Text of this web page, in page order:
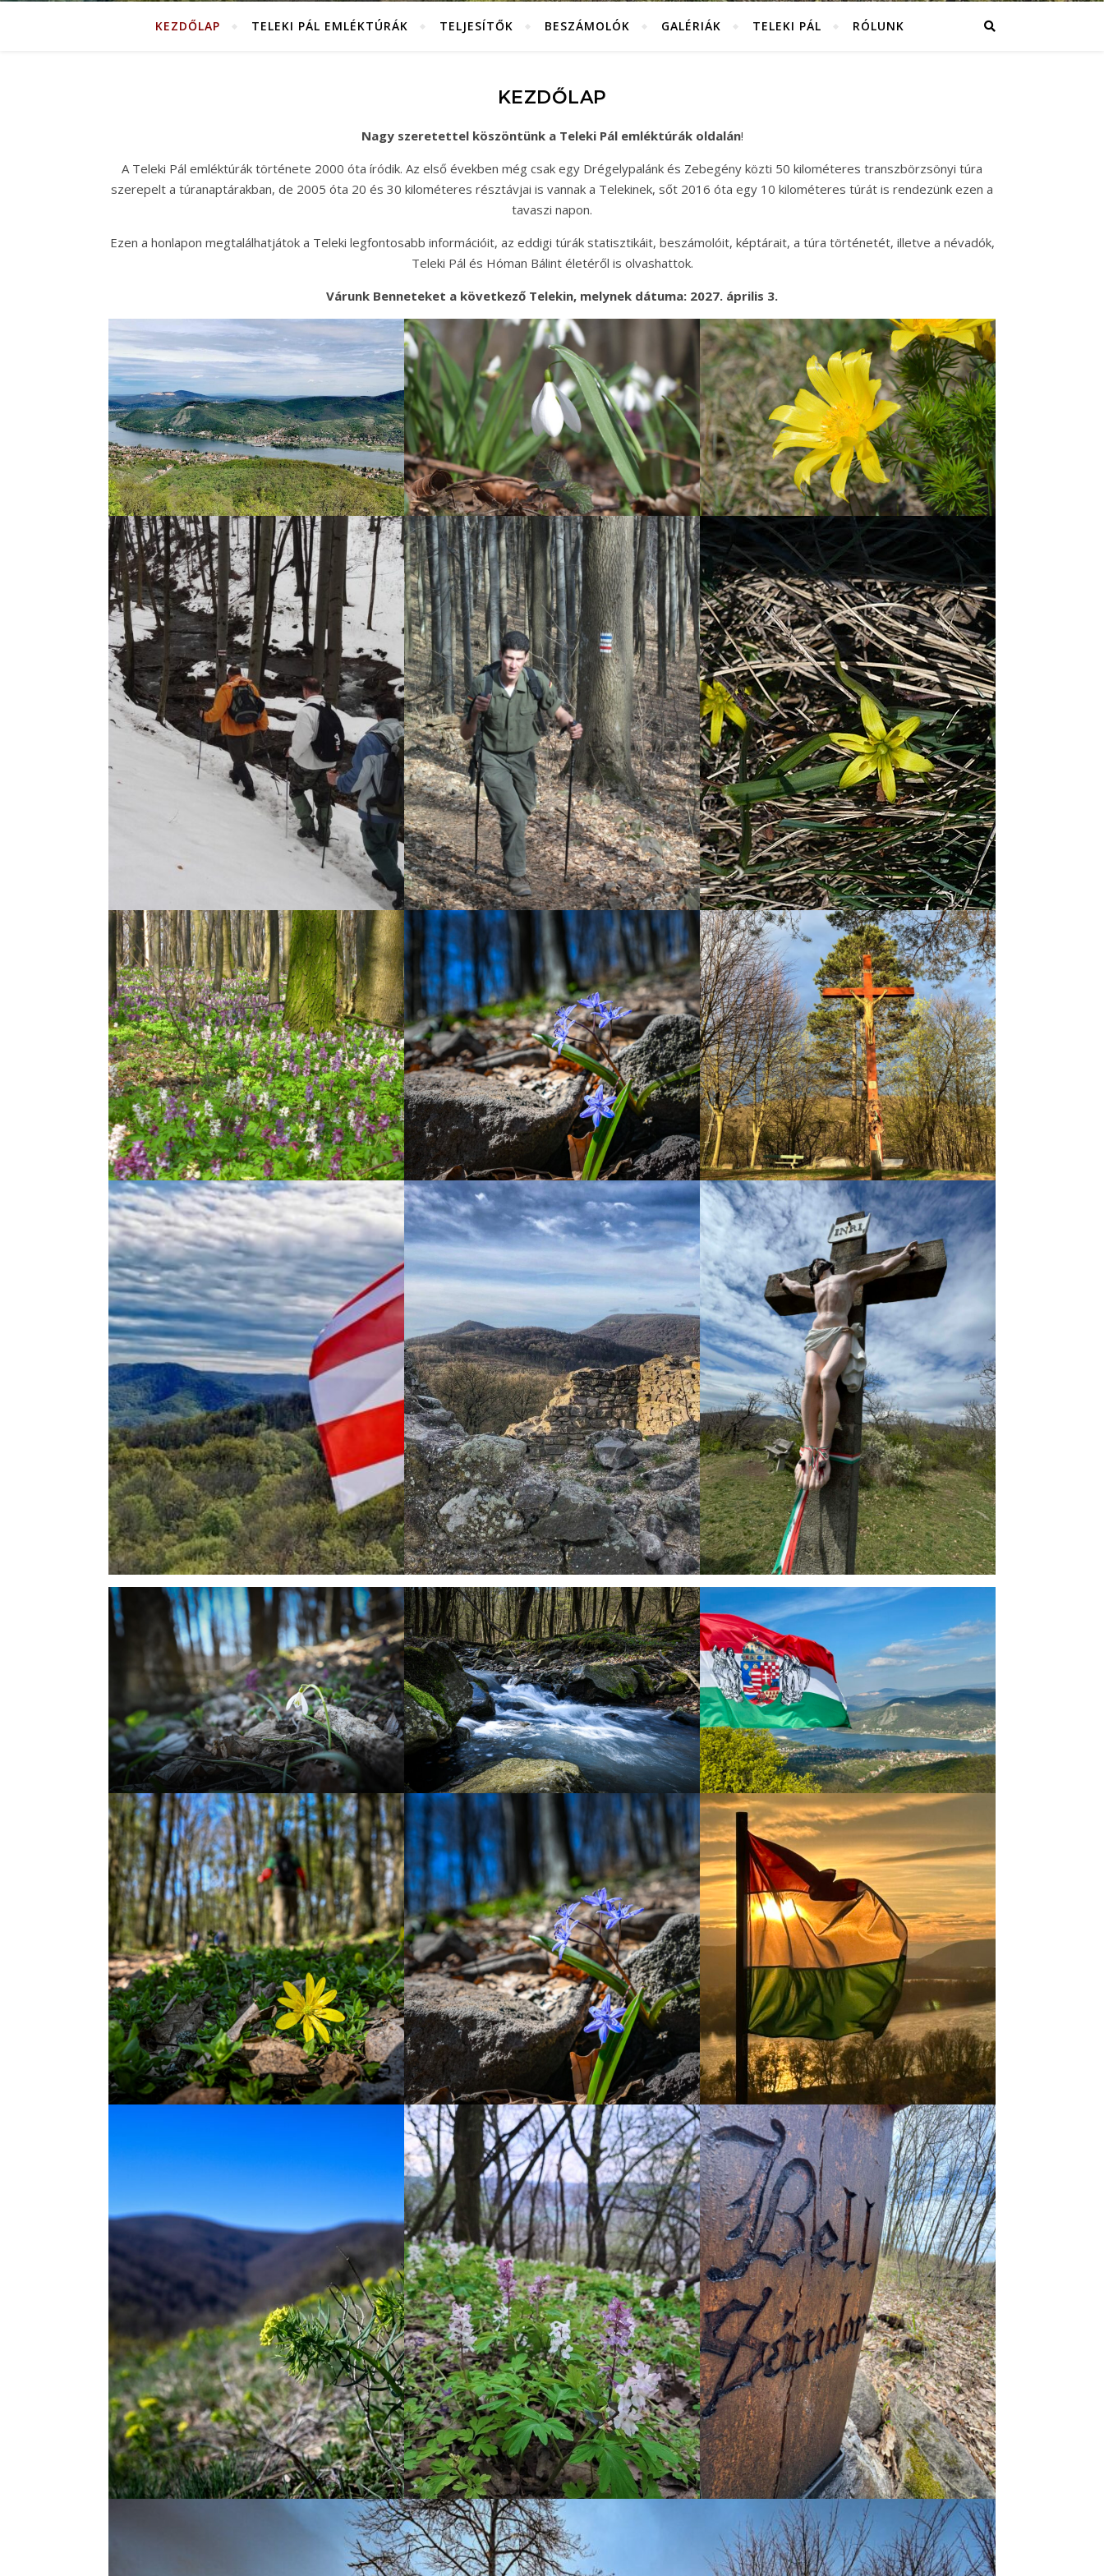
KEZDŐLAP TELEKI PÁL EMLÉKTÚRÁK TELJESÍTŐK BESZÁMOLÓK GALÉRIÁK TELEKI PÁL RÓLUNK
KEZDŐLAP
Nagy szeretettel köszöntünk a Teleki Pál emléktúrák oldalán!
A Teleki Pál emléktúrák története 2000 óta íródik. Az első években még csak egy Drégelypalánk és Zebegény közti 50 kilométeres transzbörzsönyi túra
szerepelt a túranaptárakban, de 2005 óta 20 és 30 kilométeres résztávjai is vannak a Telekinek, sőt 2016 óta egy 10 kilométeres túrát is rendezünk ezen a
tavaszi napon.
Ezen a honlapon megtalálhatjátok a Teleki legfontosabb információit, az eddigi túrák statisztikáit, beszámolóit, képtárait, a túra történetét, illetve a névadók,
Teleki Pál és Hóman Bálint életéről is olvashattok.
Várunk Benneteket a következő Telekin, melynek dátuma: 2027. április 3.